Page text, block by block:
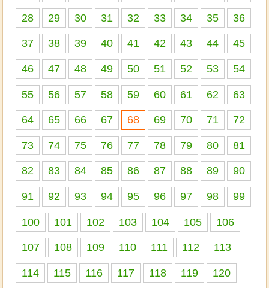
28 29 30 31 32 33 34 35 36
37 38 39 40 41 42 43 44 45
46 47 48 49 50 51 52 53 54
55 56 57 58 59 60 61 62 63
64 65 66 67 68 69 70 71 72
73 74 75 76 77 78 79 80 81
82 83 84 85 86 87 88 89 90
91 92 93 94 95 96 97 98 99
100 101 102 103 104 105 106
107 108 109 110 111 112 113
114 115 116 117 118 119 120